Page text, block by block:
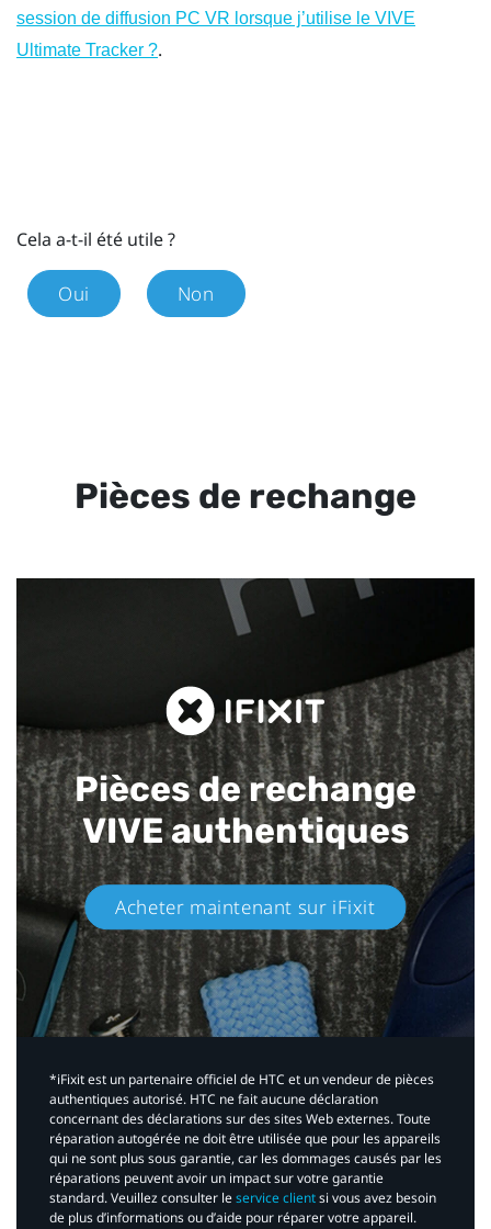
session de diffusion PC VR lorsque j’utilise le VIVE
Ultimate Tracker ?.
Cela a-t-il été utile ?
Oui Non
Pièces de rechange
Pièces de rechange
VIVE authentiques​
Acheter maintenant sur iFixit​
*iFixit est un partenaire officiel de HTC et un vendeur de pièces
authentiques autorisé. HTC ne fait aucune déclaration
concernant des déclarations sur des sites Web externes. Toute
réparation autogérée ne doit être utilisée que pour les appareils
qui ne sont plus sous garantie, car les dommages causés par les
réparations peuvent avoir un impact sur votre garantie
standard. Veuillez consulter leservice clientsi vous avez besoin
de plus d’informations ou d’aide pour réparer votre appareil.​